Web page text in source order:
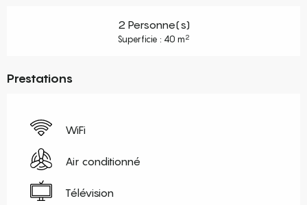
2 Personne(s)
Superficie : 40 m2
Prestations
WiFi
Air conditionné
Télévision